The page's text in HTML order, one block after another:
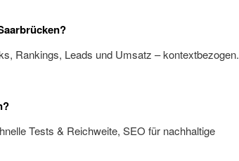
Rankings, Leads und Umsatz – kontextbezogen.
Tests & Reichweite, SEO für nachhaltige